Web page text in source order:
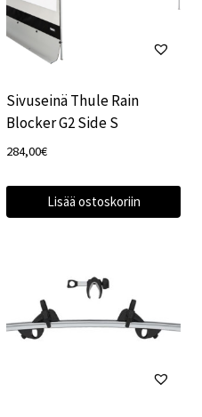
Sivuseinä Thule Rain
Blocker G2 Side S
284,00€
Lisää ostoskoriin